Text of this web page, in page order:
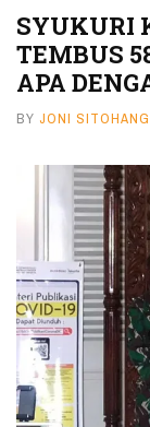
SYUKURI
TEMBUS
APA
BY JONI SITOHANG